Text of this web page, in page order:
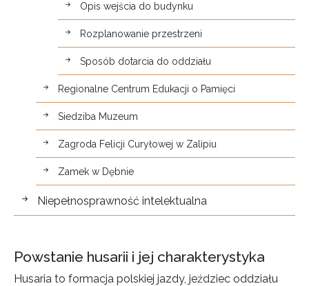
Opis wejścia do budynku
Rozplanowanie przestrzeni
Sposób dotarcia do oddziału
Regionalne Centrum Edukacji o Pamięci
Siedziba Muzeum
Zagroda Felicji Curyłowej w Zalipiu
Zamek w Dębnie
Niepełnosprawność intelektualna
Powstanie husarii i jej charakterystyka
Husaria to formacja polskiej jazdy, jeździec oddziału